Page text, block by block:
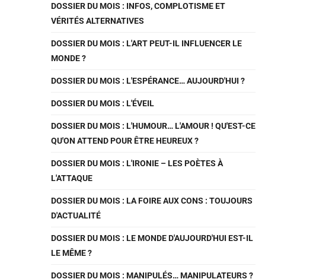
DOSSIER DU MOIS : INFOS, COMPLOTISME ET
VÉRITÉS ALTERNATIVES
DOSSIER DU MOIS : L'ART PEUT-IL INFLUENCER LE
MONDE ?
DOSSIER DU MOIS : L'ESPÉRANCE… AUJOURD'HUI ?
DOSSIER DU MOIS : L'ÉVEIL
DOSSIER DU MOIS : L'HUMOUR… L'AMOUR ! QU'EST-CE
QU'ON ATTEND POUR ÊTRE HEUREUX ?
DOSSIER DU MOIS : L'IRONIE – LES POÈTES À
L'ATTAQUE
DOSSIER DU MOIS : LA FOIRE AUX CONS : TOUJOURS
D'ACTUALITÉ
DOSSIER DU MOIS : LE MONDE D'AUJOURD'HUI EST-IL
LE MÊME ?
DOSSIER DU MOIS : MANIPULÉS… MANIPULATEURS ?